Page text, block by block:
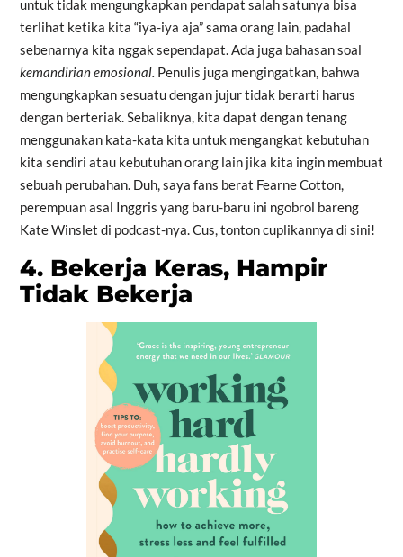
untuk tidak mengungkapkan pendapat salah satunya bisa
terlihat ketika kita “iya-iya aja” sama orang lain, padahal
sebenarnya kita nggak sependapat. Ada juga bahasan soal
kemandirian emosional. Penulis juga mengingatkan, bahwa
mengungkapkan sesuatu dengan jujur tidak berarti harus
dengan berteriak. Sebaliknya, kita dapat dengan tenang
menggunakan kata-kata kita untuk mengangkat kebutuhan
kita sendiri atau kebutuhan orang lain jika kita ingin membuat
sebuah perubahan. Duh, saya fans berat Fearne Cotton,
perempuan asal Inggris yang baru-baru ini ngobrol bareng
Kate Winslet di podcast-nya. Cus, tonton cuplikannya di sini!
4. Bekerja Keras, Hampir
Tidak Bekerja